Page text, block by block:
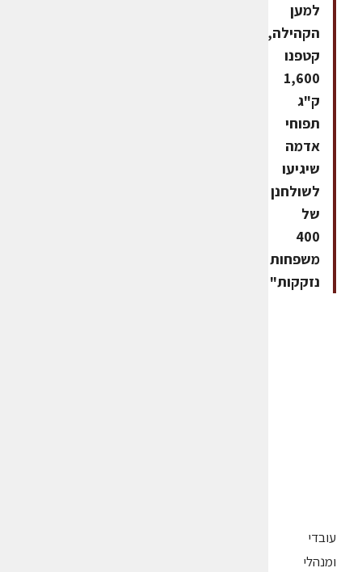
למען
הקהילה,
קטפנו
1,600
ק"ג
תפוחי
אדמה
שיגיעו
לשולחנן
של
400
משפחות
נזקקות"
עובדי
ומנהלי